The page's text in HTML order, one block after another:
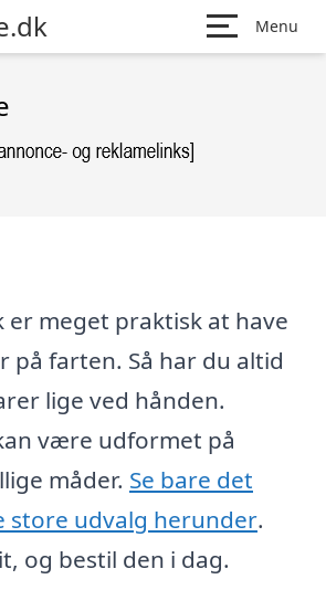
Menu
er meget praktisk at have
på farten. Så har du altid
lige ved hånden.
være udformet på
måder. Se bare det
store udvalg herunder.
og bestil den i dag.